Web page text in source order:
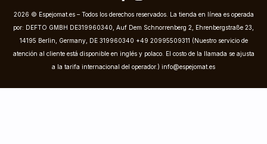
2026 © Espejomat.es – Todos los derechos reservados. La tienda en línea es operada
por: DEFTO GMBH DE319960340, Auf Dem Schnorrenberg 2, Ehrenbergstraße 23,
14195 Berlin, Germany, DE 319960340 +49 20995509311 (Nuestro servicio de
atención al cliente está disponible en inglés y polaco. El costo de la llamada se ajusta
a la tarifa internacional del operador.) info@espejomat.es